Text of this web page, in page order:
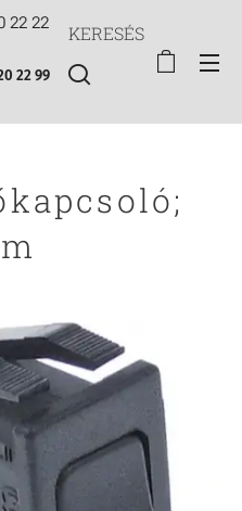
22 22
22 99
KERESÉS